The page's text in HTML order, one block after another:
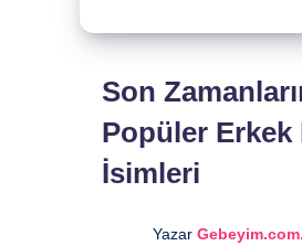
Son
Popüler Erkek
İsimleri
Yazar